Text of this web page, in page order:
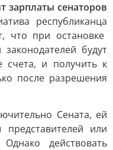
зарплаты сенаторов
республиканца
что при остановке
будут
счета, и получить к
после разрешения
Сената, ей
или
действовать